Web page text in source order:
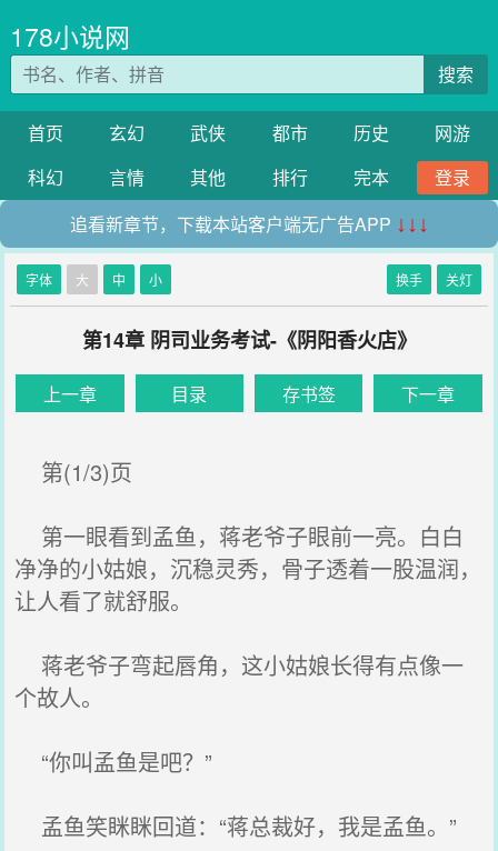
178小说网
搜索
首页 玄幻 武侠 都市 历史
网游
科幻
言情 其他 排行 完本
登录
追看新章节，下载本站客户端无广告APP ↓↓↓
字体 大 中 小 换手 关灯
第14章 阴司业务考试-《阴阳香火店》
上一章 目录 存书签 下一章
第(1/3)页
第一眼看到孟鱼，蒋老爷子眼前一亮。白白
净净的小姑娘，沉稳灵秀，骨子透着一股温润，
让人看了就舒服。
蒋老爷子弯起唇角，这小姑娘长得有点像一
个故人。
“你叫孟鱼是吧？”
孟鱼笑眯眯回道：“蒋总裁好，我是孟鱼。”